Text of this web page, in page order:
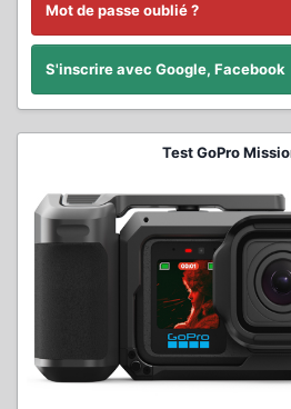
Mot de passe oublié ?
S'inscrire avec Google, Facebook
Test GoPro